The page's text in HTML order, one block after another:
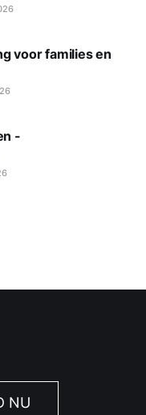
voor families en
-
NU